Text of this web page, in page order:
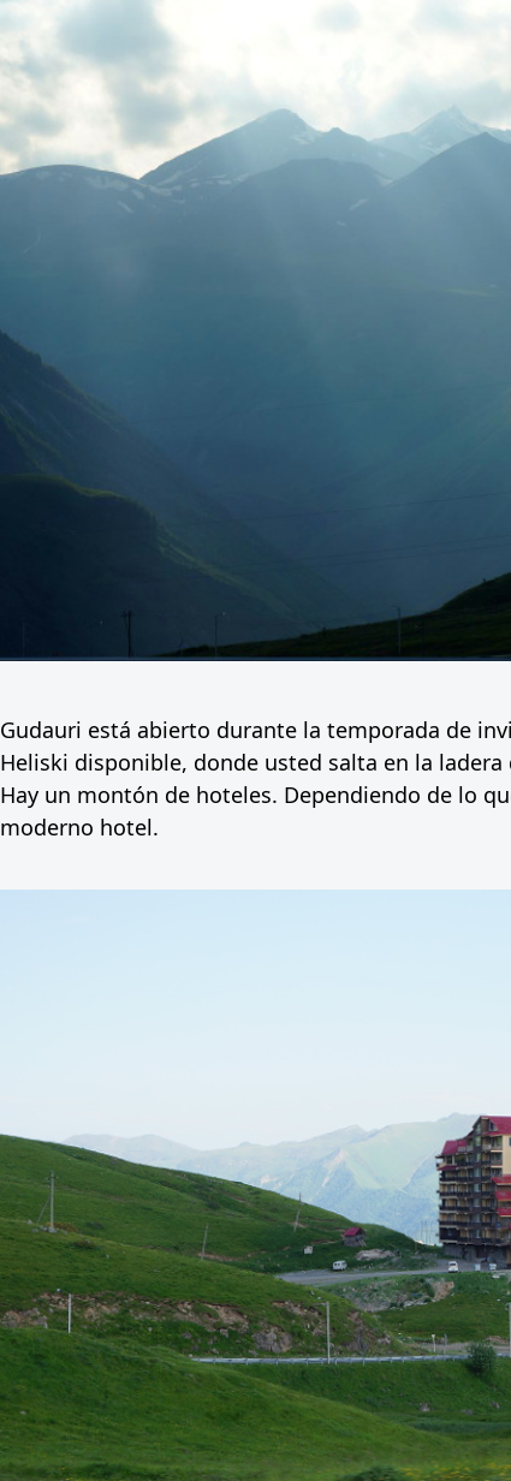
Gudauri está abierto durante la temporada de
Heliski disponible, donde usted salta en la
Hay un montón de hoteles. Dependiendo de lo
moderno hotel.